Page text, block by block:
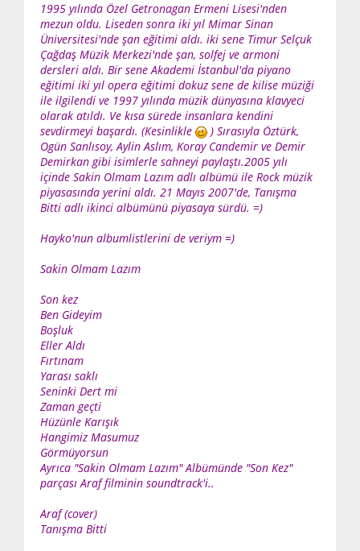
1995 yılında Özel Getronagan Ermeni Lisesi'nden
mezun oldu. Liseden sonra iki yıl Mimar Sinan
Üniversitesi'nde şan eğitimi aldı. iki sene Timur Selçuk
Çağdaş Müzik Merkezi'nde şan, solfej ve armoni
dersleri aldı. Bir sene Akademi İstanbul'da piyano
eğitimi iki yıl opera eğitimi dokuz sene de kilise müziği
ile ilgilendi ve 1997 yılında müzik dünyasına klavyeci
olarak atıldı. Ve kısa sürede insanlara kendini
sevdirmeyi başardı. (Kesinlikle
) Sırasıyla Öztürk,
Ogün Sanlısoy, Aylin Aslım, Koray Candemir ve Demir
Demirkan gibi isimlerle sahneyi paylaştı.2005 yılı
içinde Sakin Olmam Lazım adlı albümü ile Rock müzik
piyasasında yerini aldı. 21 Mayıs 2007'de, Tanışma
Bitti adlı ikinci albümünü piyasaya sürdü. =)
Hayko'nun albumlistlerini de veriym =)
Sakin Olmam Lazım
Son kez
Ben Gideyim
Boşluk
Eller Aldı
Fırtınam
Yarası saklı
Seninki Dert mi
Zaman geçti
Hüzünle Karışık
Hangimiz Masumuz
Görmüyorsun
Ayrıca "Sakin Olmam Lazım" Albümünde "Son Kez"
parçası Araf filminin soundtrack'i..
Araf (cover)
Tanışma Bitti